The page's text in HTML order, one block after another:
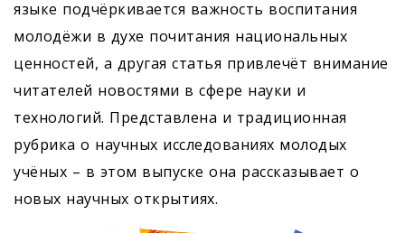
языке подчёркивается важность воспитания
молодёжи в духе почитания национальных
ценностей, а другая статья привлечёт внимание
читателей новостями в сфере науки и
технологий. Представлена и традиционная
рубрика о научных исследованиях молодых
учёных – в этом выпуске она рассказывает о
новых научных открытиях.